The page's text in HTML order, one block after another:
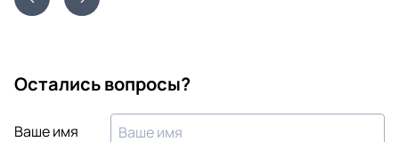
Остались вопросы?
Ваше имя